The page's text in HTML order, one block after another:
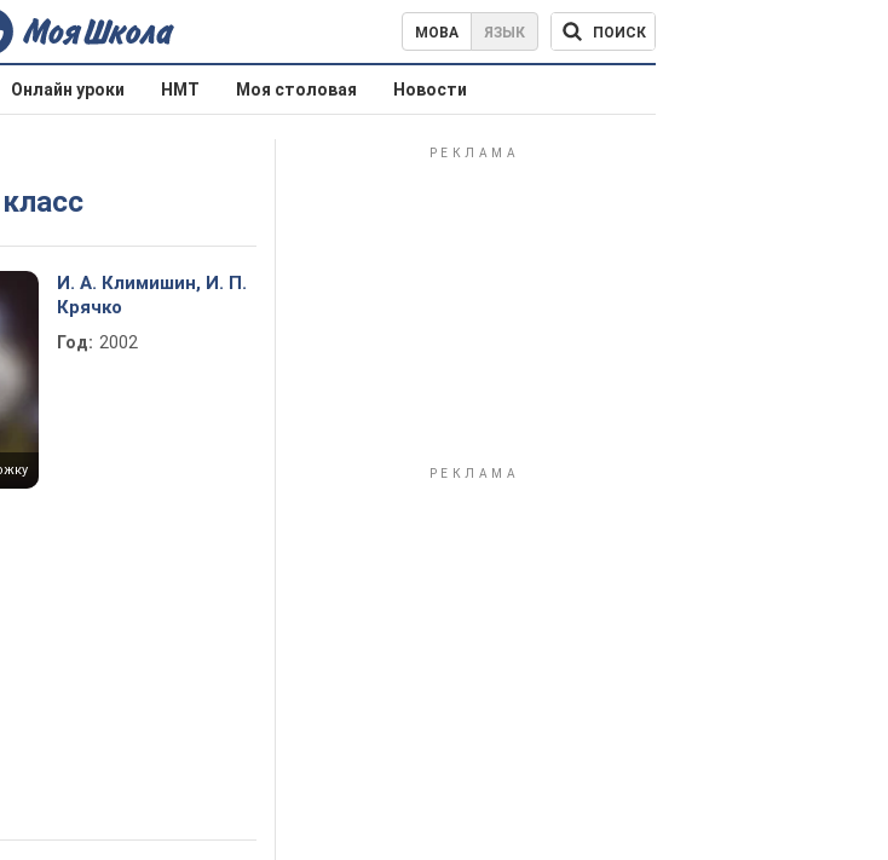
МОВА ЯЗЫК ПОИСК
Онлайн уроки НМТ Моя столовая Новости
И. А. Климишин, И. П.
Крячко
Год: 2002